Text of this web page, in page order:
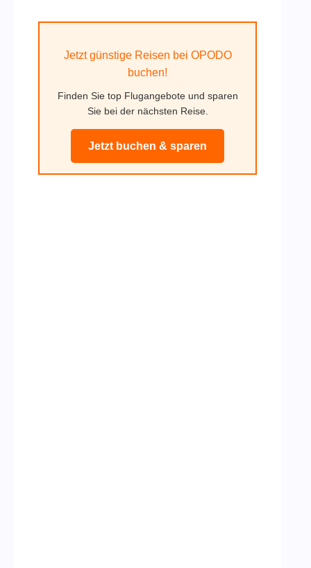
Jetzt günstige Reisen bei OPODO
buchen!
Finden Sie top Flugangebote und sparen
Sie bei der nächsten Reise.
Jetzt buchen & sparen